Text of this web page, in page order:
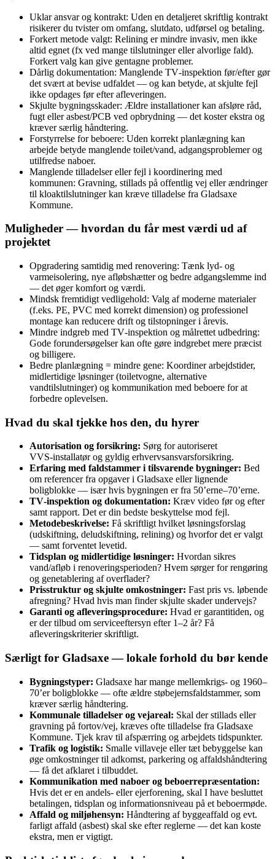
Uklar ansvar og kontrakt: Uden en detaljeret skriftlig kontrakt
risikerer du tvister om omfang, slutdato, udførsel og betaling.
Forkert metode valgt: Relining er mindre invasiv, men ikke
altid egnet (fx ved mange tilslutninger eller alvorlige fald).
Forkert valg kan give gentagne problemer.
Dårlig dokumentation: Manglende TV‑inspektion før/efter gør
det svært at bevise udfaldet — og kan betyde, at skjulte fejl
ikke opdages før efter afleveringen.
Skjulte bygningsskader: Ældre installationer kan afsløre råd,
fugt eller asbest/PCB ved opbrydning — det koster ekstra og
kræver særlig håndtering.
Forstyrrelse for beboere: Uden korrekt planlægning kan
arbejde betyde manglende toilet/vand, adgangsproblemer og
utilfredse naboer.
Manglende tilladelser eller fejl i koordinering med
kommunen: Gravning, stillads på offentlig vej eller ændringer
til kloaktilslutninger kan kræve tilladelse fra Gladsaxe
Kommune.
Muligheder — hvordan du får mest værdi ud af
projektet
Opgradering samtidig med renovering: Tænk lyd- og
varmeisolering, nye afløbshætter og bedre adgangslemme ind
— det øger komfort og værdi.
Mindsk fremtidigt vedligehold: Valg af moderne materialer
(f.eks. PE, PVC med korrekt dimension) og professionel
montage kan reducere drift og tilstopninger i årevis.
Mindre indgreb med TV‑inspektion og målrettet udbedring:
Gode forundersøgelser kan ofte gøre indgrebet mere præcist
og billigere.
Bedre planlægning = mindre gene: Koordiner arbejdstider,
midlertidige løsninger (toiletvogne, alternative
vandtilslutninger) og kommunikation med beboere for at
forbedre oplevelsen.
Hvad du skal tjekke hos den, du hyrer
Autorisation og forsikring: Sørg for autoriseret
VVS‑installatør og gyldig erhvervsansvarsforsikring.
Erfaring med faldstammer i tilsvarende bygninger: Bed
om referencer fra opgaver i Gladsaxe eller lignende
boligblokke — især hvis bygningen er fra 50’erne–70’erne.
TV‑inspektion og dokumentation: Kræv video før og efter
samt rapport. Det er din bedste beskyttelse mod fejl.
Metodebeskrivelse: Få skriftligt hvilket løsningsforslag
(udskiftning, deludskiftning, relining) og hvorfor det er valgt
— samt forventet levetid.
Tidsplan og midlertidige løsninger: Hvordan sikres
vand/afløb i renoveringsperioden? Hvem sørger for rengøring
og genetablering af overflader?
Prisstruktur og skjulte omkostninger: Fast pris vs. løbende
afregning? Hvad hvis man finder skjulte skader undervejs?
Garanti og afleveringsprocedure: Hvad er garantitiden, og
er der tilbud om serviceeftersyn efter 1–2 år? Få
afleveringskriterier skriftligt.
Særligt for Gladsaxe — lokale forhold du bør kende
Bygningstyper: Gladsaxe har mange mellemkrigs- og 1960–
70’er boligblokke — ofte ældre støbejernsfaldstammer, som
kræver særlig håndtering.
Kommunale tilladelser og vejareal: Skal der stillads eller
gravning på fortov/vej, kræves ofte tilladelse fra Gladsaxe
Kommune. Tjek krav til afspærring og arbejdets tidspunkter.
Trafik og logistik: Smalle villaveje eller tæt bebyggelse kan
øge omkostninger til adkomst, parkering og affaldshåndtering
— få det afklaret i tilbuddet.
Kommunikation med naboer og beboerrepræsentation:
Hvis det er en andels- eller ejerforening, skal I have besluttet
betalingen, tidsplan og informationsniveau på et beboermøde.
Affald og miljøhensyn: Håndtering af byggeaffald og evt.
farligt affald (asbest) skal ske efter reglerne — det kan koste
ekstra, men er vigtigt.